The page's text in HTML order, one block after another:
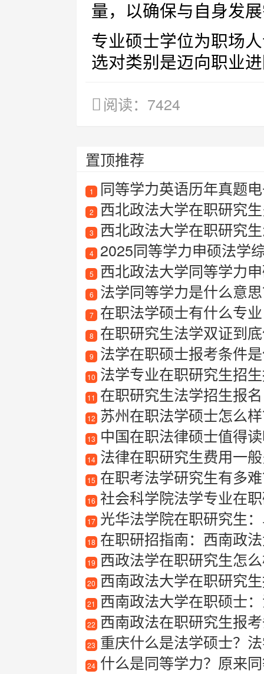
量，以确保与自身发
专业硕士学位为职场
选对类别是迈向职业
阅读：7424
置顶推荐
1 同等学力英语历年真题
2 西北政法大学在职研究
3 西北政法大学在职研究
4 2025同等学力申硕法学
5 西北政法大学同等学力
6 法学同等学力是什么意
7 在职法学硕士有什么专业
8 在职研究生法学双证到
9 法学在职硕士报考条件
10 法学专业在职研究生招
11 在职研究生法学招生报名
12 苏州在职法学硕士怎么样
13 中国在职法律硕士值得
14 法律在职研究生费用一
15 在职考法学研究生有多
16 社会科学院法学专业在
17 光华法学院在职研究生
18 在职研招指南：西南政
19 西政法学在职研究生怎
20 西南政法大学在职研究
21 西南政法大学在职硕士
22 西南政法在职研究生报
23 重庆什么是法学硕士？
24 什么是同等学力？原来